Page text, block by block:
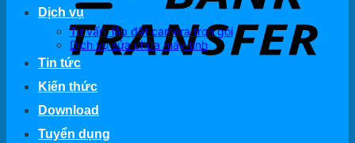
Dịch vụ
Tư vấn, lắp đặt camera trọn gói
Dịch vụ sửa chữa máy tính
Tin tức
Kiến thức
Download
Tuyển dụng